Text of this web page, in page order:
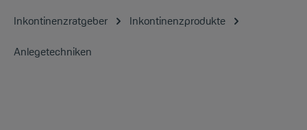
Inkontinenzratgeber Inkontinenzprodukte
Anlegetechniken